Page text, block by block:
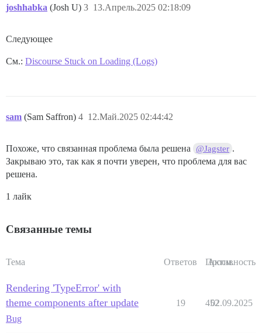
13:27
Тема/компонент «discourse-search-banner» выдает
4
joshhabka (Josh U) 13.Апрель.2025 02:18:09
3
Следующее
См.: Discourse Stuck on Loading (Logs)
sam (Sam Saffron) 12.Май.2025 02:44:42
4
Похоже, что связанная проблема была решена @Jagster .
Закрываю это, так как я почти уверен, что проблема для вас
решена.
1 лайк
Связанные темы
Тема Ответов Просм.
Активность
Rendering 'TypeError' with
theme components after update
Bug
19 452
02.09.2025